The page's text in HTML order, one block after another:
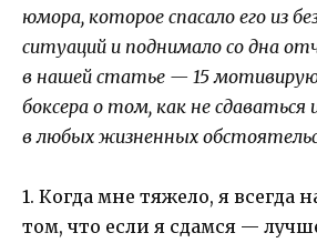
юмора, которое спасало его из
ситуаций и поднимало со дна
в нашей статье — 15
боксера о том, как не
в любых жизненных
1. Когда мне тяжело, я всегда
том, что если я сдамся —